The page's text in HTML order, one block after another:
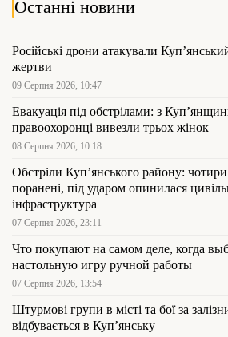
Останні новини
Російські дрони атакували
жертви
09 Серпня 2026, 10:47
Евакуація під обстрілами: з
правоохоронці вивезли трьох жінок
08 Серпня 2026, 10:18
Обстріли Куп’янського району:
поранені, під ударом опинилася
інфраструктура
07 Серпня 2026, 23:11
Что покупают на самом деле, когда
настольную игру ручной работы
07 Серпня 2026, 13:54
Штурмові групи в місті та бої за
відбувається в Куп’янську